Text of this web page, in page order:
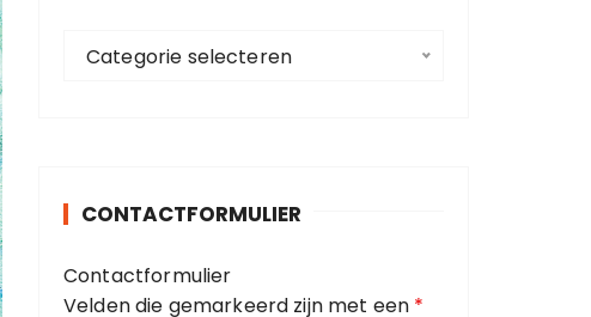
r
e
Categorie selecteren
CONTACTFORMULIER
Contactformulier
Velden die gemarkeerd zijn met een *